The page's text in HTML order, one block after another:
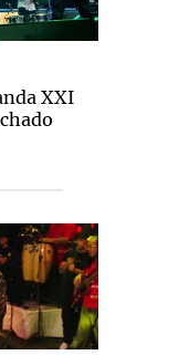
XXI